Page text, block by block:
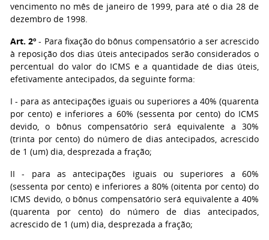
vencimento no mês de janeiro de 1999, para até o dia 28 de
dezembro de 1998.
Art. 2º - Para fixação do bônus compensatório a ser acrescido
à reposição dos dias úteis antecipados serão considerados o
percentual do valor do ICMS e a quantidade de dias úteis,
efetivamente antecipados, da seguinte forma:
I - para as antecipações iguais ou superiores a 40% (quarenta
por cento) e inferiores a 60% (sessenta por cento) do ICMS
devido, o bônus compensatório será equivalente a 30%
(trinta por cento) do número de dias antecipados, acrescido
de 1 (um) dia, desprezada a fração;
II - para as antecipações iguais ou superiores a 60%
(sessenta por cento) e inferiores a 80% (oitenta por cento) do
ICMS devido, o bônus compensatório será equivalente a 40%
(quarenta por cento) do número de dias antecipados,
acrescido de 1 (um) dia, desprezada a fração;